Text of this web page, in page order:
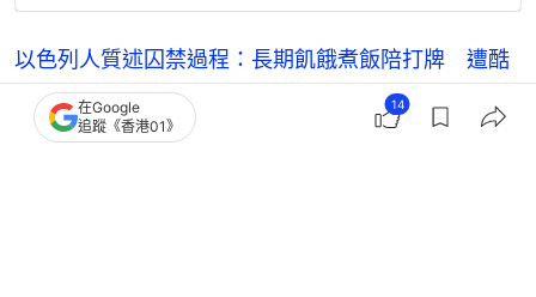
刑或鎖鏈囚隧道
以巴和約｜遭哈馬斯囚738天Nvidia工程師歸隊 黃
在Google
追蹤《香港01》
14